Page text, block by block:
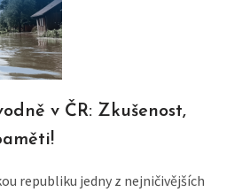
v ČR: Zkušenost,
republiku jedny z nejničivějších